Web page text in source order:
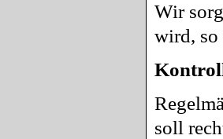
Wir
wird, so
soll